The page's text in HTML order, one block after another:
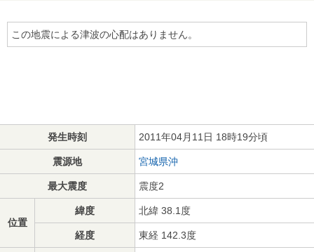
この地震による津波の心配はありません。
発生時刻 2011年04月11日 18時19分頃
震源地 宮城県沖
最大震度 震度2
位置
緯度 北緯 38.1度
経度 東経 142.3度